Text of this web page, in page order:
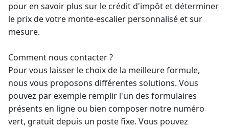
pour en savoir plus sur le crédit d'impôt et déterminer
le prix de votre monte-escalier personnalisé et sur
mesure.
Comment nous contacter ?
Pour vous laisser le choix de la meilleure formule,
nous vous proposons différentes solutions. Vous
pouvez par exemple remplir l'un des formulaires
présents en ligne ou bien composer notre numéro
vert, gratuit depuis un poste fixe. Vous pouvez